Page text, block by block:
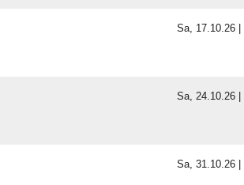
Sa, 17.10.26 |
Sa, 24.10.26 |
Sa, 31.10.26 |